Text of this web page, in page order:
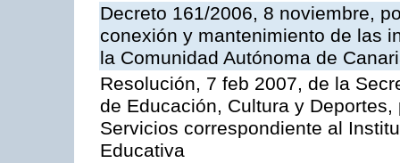
Decreto 161/2006, 8 noviembre,
conexión y mantenimiento de las
la Comunidad Autónoma de
Resolución, 7 feb 2007, de la
de Educación, Cultura y
Servicios correspondiente al
Educativa